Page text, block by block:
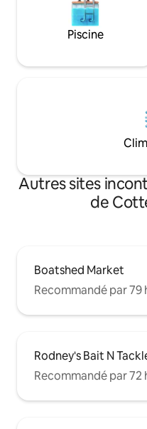
Piscine
Autres sites
de
Boatshed Market
Recommandé par
Rodney's Bait N
Recommandé par